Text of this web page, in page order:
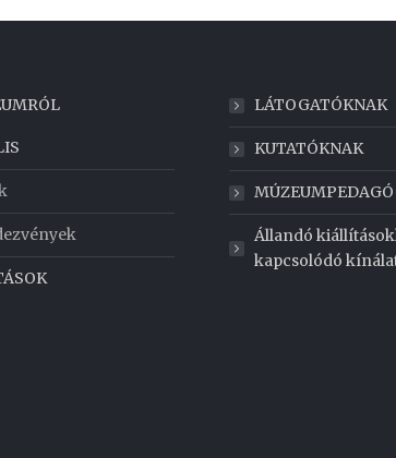
LÁTOGATÓKNAK
KUTATÓKNAK
Állandó
kapcsolódó